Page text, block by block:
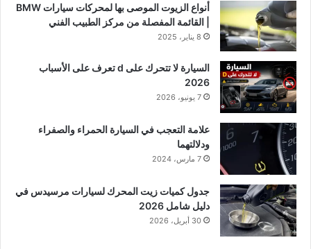
أنواع الزيوت الموصى بها لمحركات سيارات BMW
| القائمة المفصلة من مركز الطبيب الفني
8 يناير، 2025
السيارة لا تتحرك على d تعرف على الأسباب
2026
7 يونيو، 2026
علامة التعجب في السيارة الحمراء والصفراء
ودلالتهما
7 مارس، 2024
جدول كميات زيت المحرك لسيارات مرسيدس في
دليل شامل 2026
30 أبريل، 2026